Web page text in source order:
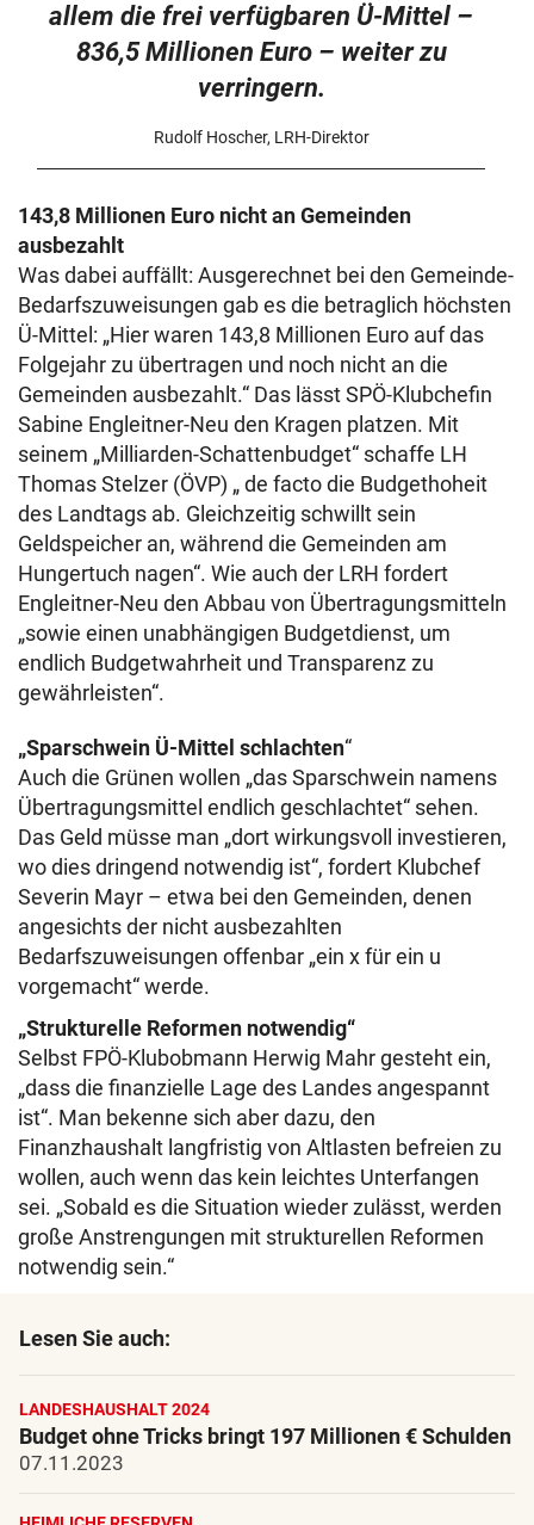
allem die frei verfügbaren Ü-Mittel –
836,5 Millionen Euro – weiter zu
verringern.
Rudolf Hoscher, LRH-Direktor
143,8 Millionen Euro nicht an Gemeinden
ausbezahlt
Was dabei auffällt: Ausgerechnet bei den Gemeinde-
Bedarfszuweisungen gab es die betraglich höchsten
Ü-Mittel: „Hier waren 143,8 Millionen Euro auf das
Folgejahr zu übertragen und noch nicht an die
Gemeinden ausbezahlt.“ Das lässt SPÖ-Klubchefin
Sabine Engleitner-Neu den Kragen platzen. Mit
seinem „Milliarden-Schattenbudget“ schaffe LH
Thomas Stelzer (ÖVP) „ de facto die Budgethoheit
des Landtags ab. Gleichzeitig schwillt sein
Geldspeicher an, während die Gemeinden am
Hungertuch nagen“. Wie auch der LRH fordert
Engleitner-Neu den Abbau von Übertragungsmitteln
„sowie einen unabhängigen Budgetdienst, um
endlich Budgetwahrheit und Transparenz zu
gewährleisten“.
„Sparschwein Ü-Mittel schlachten“
Auch die Grünen wollen „das Sparschwein namens
Übertragungsmittel endlich geschlachtet“ sehen.
Das Geld müsse man „dort wirkungsvoll investieren,
wo dies dringend notwendig ist“, fordert Klubchef
Severin Mayr – etwa bei den Gemeinden, denen
angesichts der nicht ausbezahlten
Bedarfszuweisungen offenbar „ein x für ein u
vorgemacht“ werde.
„Strukturelle Reformen notwendig“
Selbst FPÖ-Klubobmann Herwig Mahr gesteht ein,
„dass die finanzielle Lage des Landes angespannt
ist“. Man bekenne sich aber dazu, den
Finanzhaushalt langfristig von Altlasten befreien zu
wollen, auch wenn das kein leichtes Unterfangen
sei. „Sobald es die Situation wieder zulässt, werden
große Anstrengungen mit strukturellen Reformen
notwendig sein.“
Lesen Sie auch:
LANDESHAUSHALT 2024
Budget ohne Tricks bringt 197 Millionen € Schulden
07.11.2023